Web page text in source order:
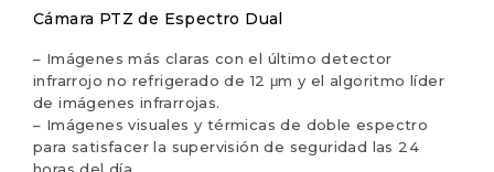
Cámara PTZ de Espectro Dual
– Imágenes más claras con el último detector
infrarrojo no refrigerado de 12 μm y el algoritmo líder
de imágenes infrarrojas.
– Imágenes visuales y térmicas de doble espectro
para satisfacer la supervisión de seguridad las 24